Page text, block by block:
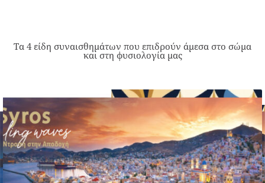
Τα 4 είδη συναισθημάτων που επιδρούν άμεσα στο σώμα
και στη φυσιολογία μας